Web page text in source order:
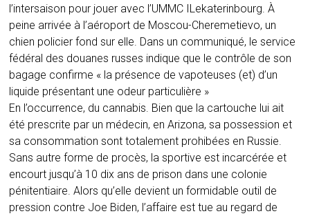
l’intersaison pour jouer avec l’UMMC ILekaterinbourg. À
peine arrivée à l’aéroport de Moscou-Cheremetievo, un
chien policier fond sur elle. Dans un communiqué, le service
fédéral des douanes russes indique que le contrôle de son
bagage confirme « la présence de vapoteuses (et) d’un
liquide présentant une odeur particulière »
En l’occurrence, du cannabis. Bien que la cartouche lui ait
été prescrite par un médecin, en Arizona, sa possession et
sa consommation sont totalement prohibées en Russie.
Sans autre forme de procès, la sportive est incarcérée et
encourt jusqu’à 10 dix ans de prison dans une colonie
pénitentiaire. Alors qu’elle devient un formidable outil de
pression contre Joe Biden, l’affaire est tue au regard de